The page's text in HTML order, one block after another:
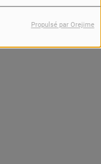
Propulsé par Orejime